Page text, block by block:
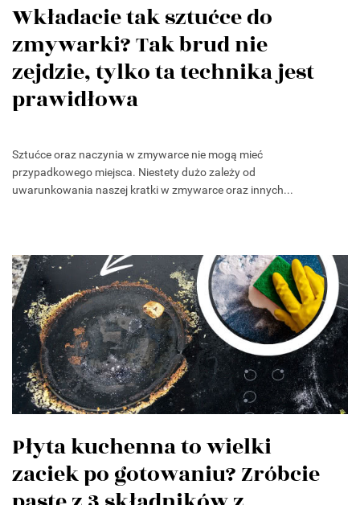
Wkładacie tak sztućce do
zmywarki? Tak brud nie
zejdzie, tylko ta technika jest
prawidłowa
Sztućce oraz naczynia w zmywarce nie mogą mieć
przypadkowego miejsca. Niestety dużo zależy od
uwarunkowania naszej kratki w zmywarce oraz innych...
Płyta kuchenna to wielki
zaciek po gotowaniu? Zróbcie